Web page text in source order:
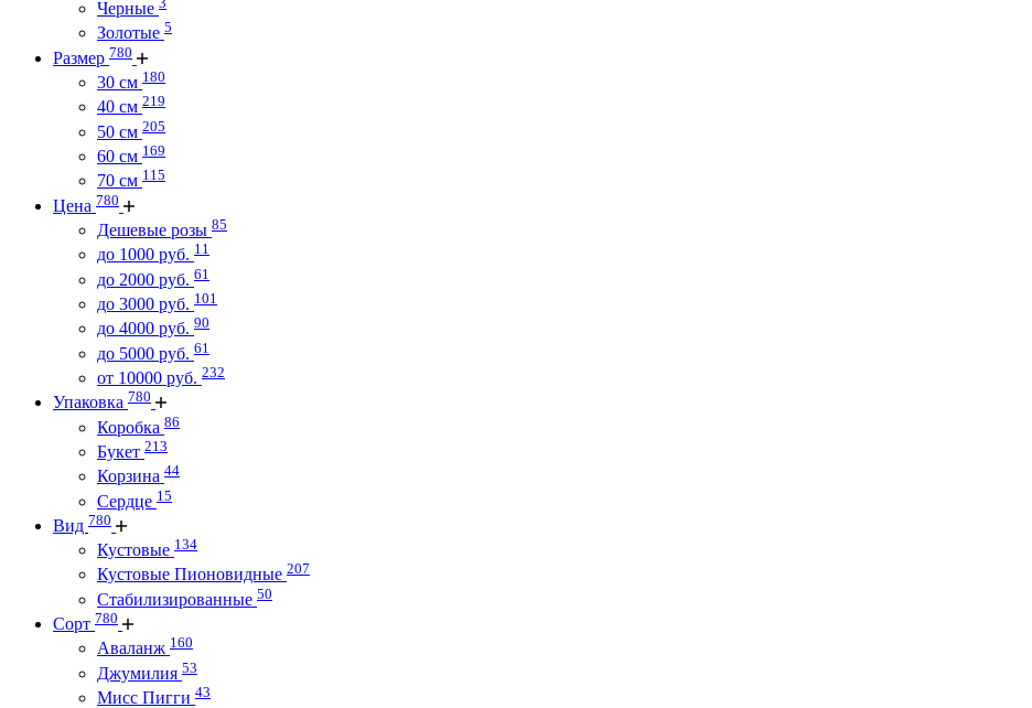
Черные
Золотые 5
Размер 780
30 см 180
40 см 219
50 см 205
60 см 169
70 см 115
Цена 780
Дешевые розы 85
до 1000 руб. 11
до 2000 руб. 61
до 3000 руб. 101
до 4000 руб. 90
до 5000 руб. 61
от 10000 руб. 232
Упаковка 780
Коробка 86
Букет 213
Корзина 44
Сердце 15
Вид 780
Кустовые 134
Кустовые Пионовидные 207
Стабилизированные 50
Сорт 780
Аваланж 160
Джумилия 53
Мисс Пигги 43